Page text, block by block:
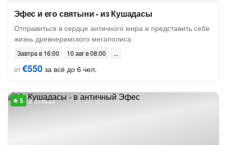
Эфес и его святыни - из Кушадасы
Отправиться в сердце античного мира и представить себе
жизнь древнеримского мегаполиса
Завтра в 16:00
10 авг в 08:00
от€550 за всё до 6 чел.
2 отзыва